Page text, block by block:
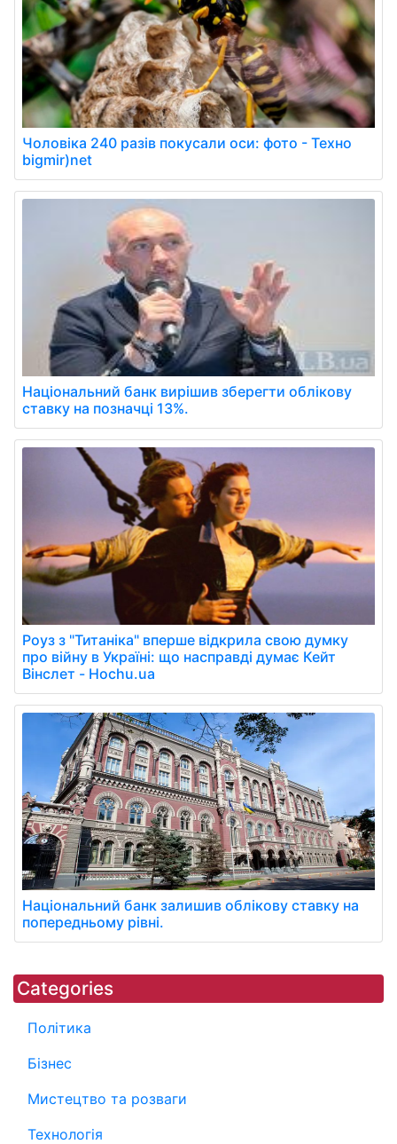
Чоловіка 240 разів покусали оси: фото - Техно
bigmir)net
Національний банк вирішив зберегти облікову
ставку на позначці 13%.
Роуз з "Титаніка" вперше відкрила свою думку
про війну в Україні: що насправді думає Кейт
Вінслет - Hochu.ua
Національний банк залишив облікову ставку на
попередньому рівні.
Categories
Політика
Бізнес
Мистецтво та розваги
Технологія